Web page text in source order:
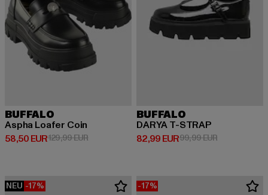
BUFFALO
Aspha Loafer Coin
58,50 EUR
Derzeitiger Preis: 58,50 EUR
129,99 EURAktionspreis: 129,99 EUR
BUFFALO
DARYA T-STRAP
82,99 EUR
Derzeitiger Preis: 82,99 EUR
99,99 EURAktionspreis:
NEU -17% -17%